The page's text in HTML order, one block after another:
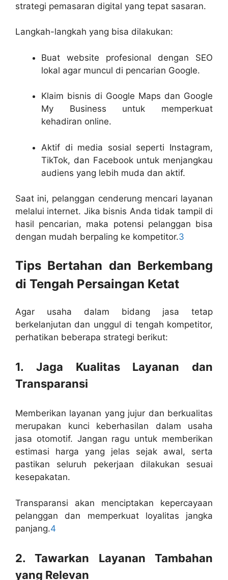
strategi pemasaran digital yang tepat sasaran.
Langkah-langkah yang bisa dilakukan:
Buat website profesional dengan SEO
lokal agar muncul di pencarian Google.
Klaim bisnis di Google Maps dan Google
My Business untuk memperkuat
kehadiran online.
Aktif di media sosial seperti Instagram,
TikTok, dan Facebook untuk menjangkau
audiens yang lebih muda dan aktif.
Saat ini, pelanggan cenderung mencari layanan
melalui internet. Jika bisnis Anda tidak tampil di
hasil pencarian, maka potensi pelanggan bisa
dengan mudah berpaling ke kompetitor.3
Tips Bertahan dan Berkembang
di Tengah Persaingan Ketat
Agar usaha dalam bidang jasa tetap
berkelanjutan dan unggul di tengah kompetitor,
perhatikan beberapa strategi berikut:
1. Jaga Kualitas Layanan dan
Transparansi
Memberikan layanan yang jujur dan berkualitas
merupakan kunci keberhasilan dalam usaha
jasa otomotif. Jangan ragu untuk memberikan
estimasi harga yang jelas sejak awal, serta
pastikan seluruh pekerjaan dilakukan sesuai
kesepakatan.
Transparansi akan menciptakan kepercayaan
pelanggan dan memperkuat loyalitas jangka
panjang.4
2. Tawarkan Layanan Tambahan
yang Relevan